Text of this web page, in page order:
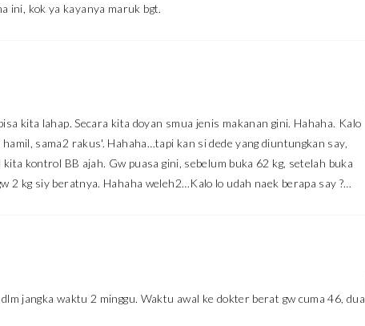
ini, kok ya kayanya maruk bgt.
kita lahap. Secara kita doyan smua jenis makanan gini. Hahaha. Kalo
hamil, sama2 rakus'. Hahaha…tapi kan si dede yang diuntungkan say,
kontrol BB ajah. Gw puasa gini, sebelum buka 62 kg, setelah buka
2 kg siy beratnya. Hahaha weleh2…Kalo lo udah naek berapa say ?…
jangka waktu 2 minggu. Waktu awal ke dokter berat gw cuma 46, dua